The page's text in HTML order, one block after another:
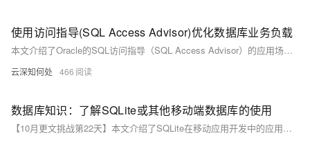
使用访问指导(SQL Access Advisor)优化数据库业务负载
本文介绍了Oracle的SQL访问指导（SQL Access Advisor）的应用场景及其使用方法。访问指导通过分析给定的工作负载，提供索引、物化视图和分区等方面的优化建议，帮助DBA提升数据库性能。具体步骤包括创建访问指导任务、创建工作负载、连接工作负载至访问指导、设置任务参数、运行访问指导、查看和应用优化建议。访问指导不仅针对单条SQL语句，还能综合考虑多条SQL语句的优化效果，为DBA提供全面的决策支持。
云深知何处 466
数据库知识：了解SQLite或其他移动端数据库的使用
【10月更文挑战第22天】本文介绍了SQLite在移动应用开发中的应用，包括其优势、如何在Android中集成SQLite、基本的数据库操作（增删改查）、并发访问和事务处理等。通过示例代码，帮助开发者更好地理解和使用SQLite。此外，还提到了其他移动端数据库的选择。